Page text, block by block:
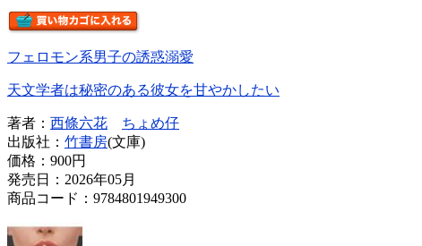
フェロモン系男子の誘惑溺愛
天文学者は秘密のある彼女を甘やかしたい
著者： 西條六花
ちょめ仔
出版社： 竹書房(文庫)
価格： 900円
発売日：2026年05月
商品コード：9784801949300